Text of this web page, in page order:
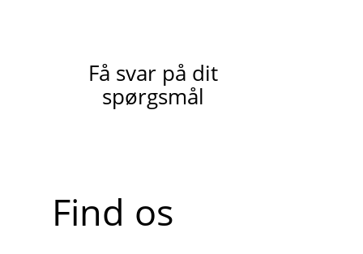
Få svar på dit
spørgsmål
Find os